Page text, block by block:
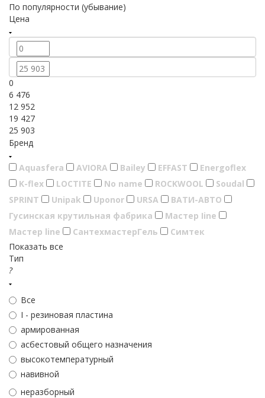
По популярности (убывание)
Цена
0
6 476
12 952
19 427
25 903
Бренд
Aquasfera AVIORA Bailey EFFAST
Energoflex
K-flex
LOCTITE No name ROCKWOOL
Soudal
SPRINT
Unipak Uponor URSA
ВАТИ-АВТО
Гусинская крутильная фабрика
Мастер Iine
Мастер line
СантехмастерГель
Симтек
Показать все
Тип
?
Все
I - резиновая пластина
армированная
асбестовый общего назначения
высокотемпературный
навивной
неразборный